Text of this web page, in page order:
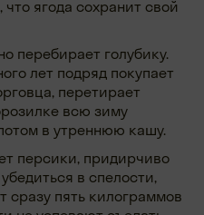
ягода сохранит свой
перебирает голубику.
лет подряд покупает
перетирает
всю зиму
в утреннюю кашу.
персики, придирчиво
в спелости,
сразу пять килограммов